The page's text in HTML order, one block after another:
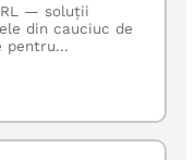
— soluţii
din cauciuc de
pentru...